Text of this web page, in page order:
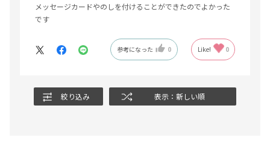
メッセージカードやのしを付けることができたのでよかった
です
参考になった 0 Like! 0
絞り込み 表示：新しい順